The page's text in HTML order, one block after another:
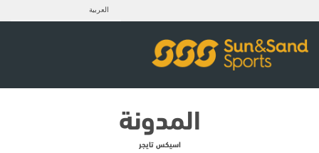
العربية
المدونة
اسيكس تايجر